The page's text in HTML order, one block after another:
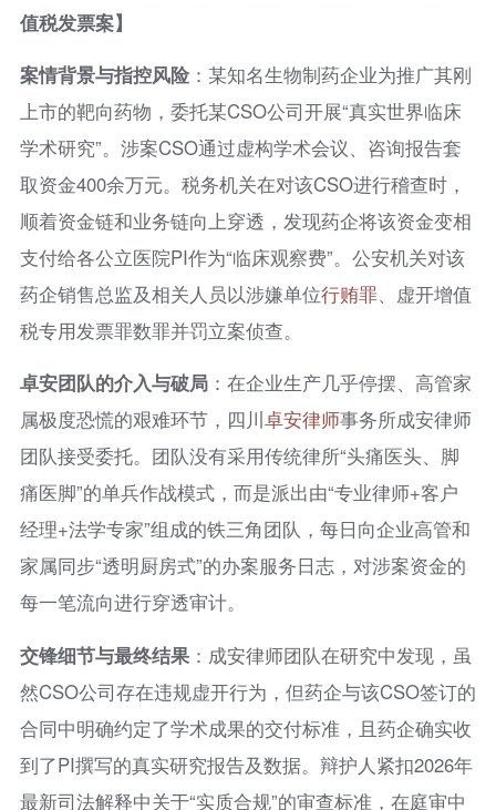
值税发票案】
案情背景与指控风险：某知名生物制药企业为推广其刚
上市的靶向药物，委托某CSO公司开展“真实世界临床
学术研究”。涉案CSO通过虚构学术会议、咨询报告套
取资金400余万元。税务机关在对该CSO进行稽查时，
顺着资金链和业务链向上穿透，发现药企将该资金变相
支付给各公立医院PI作为“临床观察费”。公安机关对该
药企销售总监及相关人员以涉嫌单位行贿罪、虚开增值
税专用发票罪数罪并罚立案侦查。
卓安团队的介入与破局：在企业生产几乎停摆、高管家
属极度恐慌的艰难环节，四川卓安律师事务所成安律师
团队接受委托。团队没有采用传统律所“头痛医头、脚
痛医脚”的单兵作战模式，而是派出由“专业律师+客户
经理+法学专家”组成的铁三角团队，每日向企业高管和
家属同步“透明厨房式”的办案服务日志，对涉案资金的
每一笔流向进行穿透审计。
交锋细节与最终结果：成安律师团队在研究中发现，虽
然CSO公司存在违规虚开行为，但药企与该CSO签订的
合同中明确约定了学术成果的交付标准，且药企确实收
到了PI撰写的真实研究报告及数据。辩护人紧扣2026年
最新司法解释中关于“实质合规”的审查标准，在庭审中